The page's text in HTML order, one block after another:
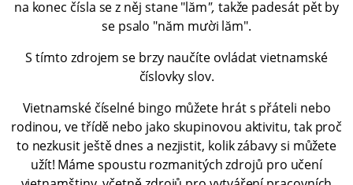
na konec čísla se z něj stane "lăm", takže padesát pět by
se psalo "năm mười lăm".
S tímto zdrojem se brzy naučíte ovládat vietnamské
číslovky slov.
Vietnamské číselné bingo můžete hrát s přáteli nebo
rodinou, ve třídě nebo jako skupinovou aktivitu, tak proč
to nezkusit ještě dnes a nezjistit, kolik zábavy si můžete
užít! Máme spoustu rozmanitých zdrojů pro učení